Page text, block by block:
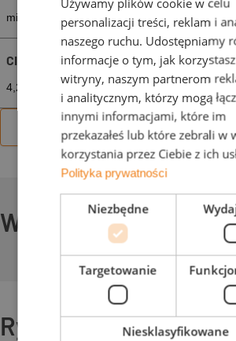
min. 12,4 szt./m² śr. 12,7 szt./m²
CIĘŻAR
4,2 kg/szt. 53,3 kg/m²
Zobacz więcej
Wartości LAF/FLA
Rysunki techniczne
personalizacji treści, reklam i
naszego ruchu. Udostępniamy
informacje o tym, jak
witryny, naszym partnerom
i analitycznym, którzy mogą
innymi informacjami, które im
przekazałeś lub które zebrali w
korzystania przez Ciebie z ich
Polityka prywatności
Niezbędne
Targetowanie
Niesklasyfikowane